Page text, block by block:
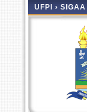
UFPI ›